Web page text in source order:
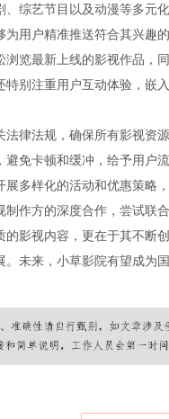
综艺节目以及动漫等多元
用户精准推送符合其兴趣
览最新上线的影视作品，
别注重用户互动体验，嵌
律法规，确保所有影视资
免卡顿和缓冲，给予用户
多样化的活动和优惠策略
作方的深度合作，尝试联
影视内容，更在于其不断
未来，小草影院有望成为